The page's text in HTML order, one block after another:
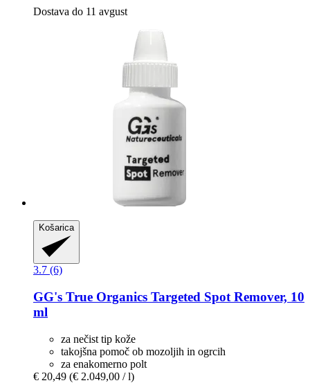
Dostava do 11 avgust
Košarica
3.7 (6)
GG's True Organics Targeted Spot Remover, 10
ml
za nečist tip kože
takojšna pomoč ob mozoljih in ogrcih
za enakomerno polt
€ 20,49 (€ 2.049,00 / l)